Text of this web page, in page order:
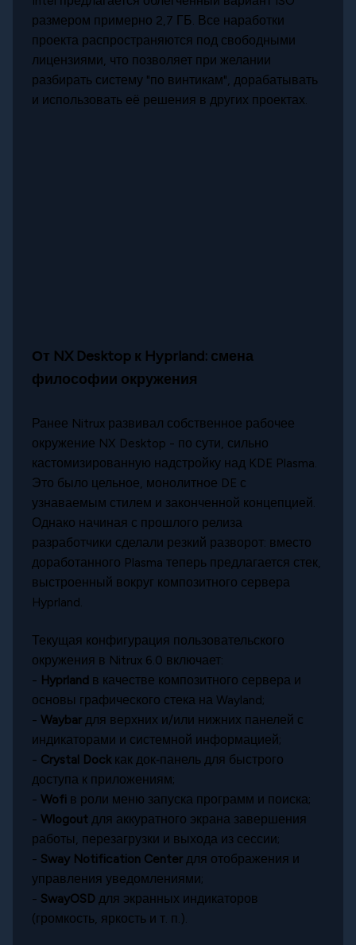
размером примерно 2,7 ГБ. Все наработки
проекта распространяются под свободными
лицензиями, что позволяет при желании
разбирать систему "по винтикам", дорабатывать
и использовать её решения в других проектах.
От NX Desktop к Hyprland: смена
философии окружения
Ранее Nitrux развивал собственное рабочее
окружение NX Desktop - по сути, сильно
кастомизированную надстройку над KDE Plasma.
Это было цельное, монолитное DE с
узнаваемым стилем и законченной концепцией.
Однако начиная с прошлого релиза
разработчики сделали резкий разворот: вместо
доработанного Plasma теперь предлагается стек,
выстроенный вокруг композитного сервера
Hyprland.
Текущая конфигурация пользовательского
окружения в Nitrux 6.0 включает:
- Hyprland в качестве композитного сервера и
основы графического стека на Wayland;
-Waybar для верхних и/или нижних панелей с
индикаторами и системной информацией;
- Crystal Dockкак док‑панель для быстрого
доступа к приложениям;
-Wofi в роли меню запуска программ и поиска;
-Wlogout для аккуратного экрана завершения
работы, перезагрузки и выхода из сессии;
- Sway Notification Center для отображения и
управления уведомлениями;
- SwayOSD для экранных индикаторов
(громкость, яркость и т. п.).